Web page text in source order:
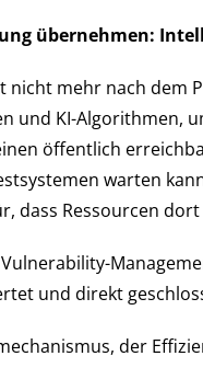
übernehmen:
mehr nach dem
und KI-Algorithmen,
öffentlich
warten
dass Ressourcen
und direkt
der